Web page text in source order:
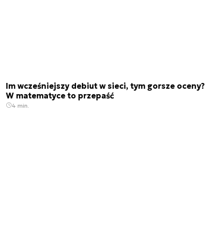
Im wcześniejszy debiut w sieci, tym gorsze oceny?
W matematyce to przepaść
4 min.